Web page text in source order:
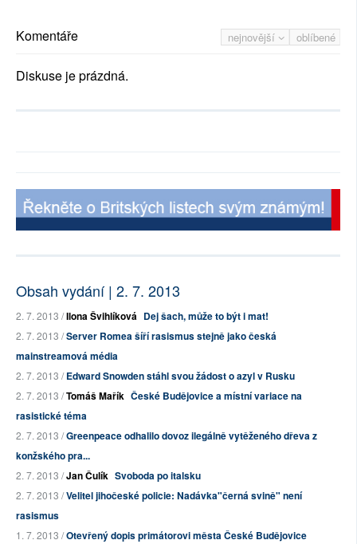
nejnovější oblíbené
Komentáře
Diskuse je prázdná.
Obsah vydání | 2. 7. 2013
2. 7. 2013 /Ilona Švihlíková Dej šach, může to být i mat!
2. 7. 2013 /Server Romea šíří rasismus stejně jako česká
mainstreamová média
2. 7. 2013 /Edward Snowden stáhl svou žádost o azyl v Rusku
2. 7. 2013 /Tomáš Mařík České Budějovice a místní variace na
rasistické téma
2. 7. 2013 /Greenpeace odhalilo dovoz ilegálně vytěženého dřeva z
konžského pra...
2. 7. 2013 /Jan Čulík Svoboda po italsku
2. 7. 2013 /Velitel jihočeské policie: Nadávka"černá svině" není
rasismus
1. 7. 2013 /Otevřený dopis primátorovi města České Budějovice